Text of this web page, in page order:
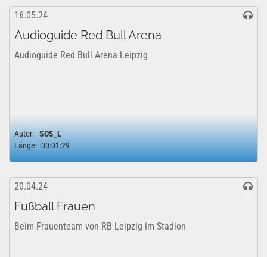
16.05.24
Audioguide Red Bull Arena
Audioguide Red Bull Arena Leipzig
Autor: SOS_L
Länge: 00:01:29
20.04.24
Fußball Frauen
Beim Frauenteam von RB Leipzig im Stadion